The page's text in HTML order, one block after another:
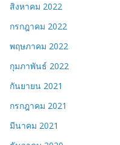
สิงหาคม 2022
กรกฎาคม 2022
พฤษภาคม 2022
กุมภาพันธ์ 2022
กันยายน 2021
กรกฎาคม 2021
มีนาคม 2021